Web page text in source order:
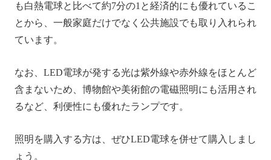
も白熱電球と比べて約7分の1と経済的にも優れているこ
とから、一般家庭だけでなく公共施設でも取り入れられ
ています。
なお、LED電球が発する光は紫外線や赤外線をほとんど
含まないため、博物館や美術館の電磁照明にも活用され
るなど、利便性にも優れたランプです。
照明を購入する方は、ぜひLED電球を併せて購入しまし
ょう。